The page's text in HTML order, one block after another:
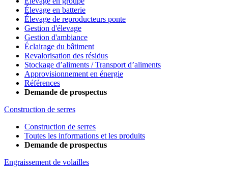
Élevage en batterie
Élevage de reproducteurs ponte
Gestion d'élevage
Gestion d'ambiance
Éclairage du bâtiment
Revalorisation des résidus
Stockage d’aliments / Transport d’aliments
Approvisionnement en énergie
Références
Demande de prospectus
Construction de serres
Construction de serres
Toutes les informations et les produits
Demande de prospectus
Engraissement de volailles